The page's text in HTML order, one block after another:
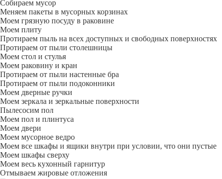
Собираем мусор
Меняем пакеты в мусорных корзинах
Моем грязную посуду в раковине
Моем плиту
Протираем пыль на всех доступных и свободных поверхностях
Протираем от пыли столешницы
Моем стол и стулья
Моем раковину и кран
Протираем от пыли настенные бра
Протираем от пыли подоконники
Моем дверные ручки
Моем зеркала и зеркальные поверхности
Пылесосим пол
Моем пол и плинтуса
Моем двери
Моем мусорное ведро
Моем все шкафы и ящики внутри при условии, что они пустые
Моем шкафы сверху
Моем весь кухонный гарнитур
Отмываем жировые отложения